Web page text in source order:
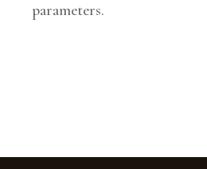
parameters.